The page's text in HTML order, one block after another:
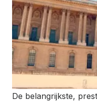
De belangrijkste,